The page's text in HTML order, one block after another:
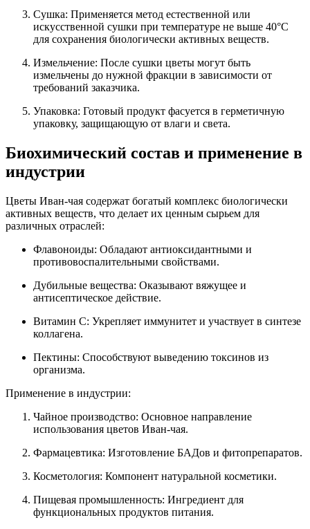
Сушка: Применяется метод естественной или
искусственной сушки при температуре не выше 40°C
для сохранения биологически активных веществ.
Измельчение: После сушки цветы могут быть
измельчены до нужной фракции в зависимости от
требований заказчика.
Упаковка: Готовый продукт фасуется в герметичную
упаковку, защищающую от влаги и света.
Биохимический состав и применение в
индустрии
Цветы Иван-чая содержат богатый комплекс биологически
активных веществ, что делает их ценным сырьем для
различных отраслей:
Флавоноиды: Обладают антиоксидантными и
противовоспалительными свойствами.
Дубильные вещества: Оказывают вяжущее и
антисептическое действие.
Витамин C: Укрепляет иммунитет и участвует в синтезе
коллагена.
Пектины: Способствуют выведению токсинов из
организма.
Применение в индустрии:
Чайное производство: Основное направление
использования цветов Иван-чая.
Фармацевтика: Изготовление БАДов и фитопрепаратов.
Косметология: Компонент натуральной косметики.
Пищевая промышленность: Ингредиент для
функциональных продуктов питания.